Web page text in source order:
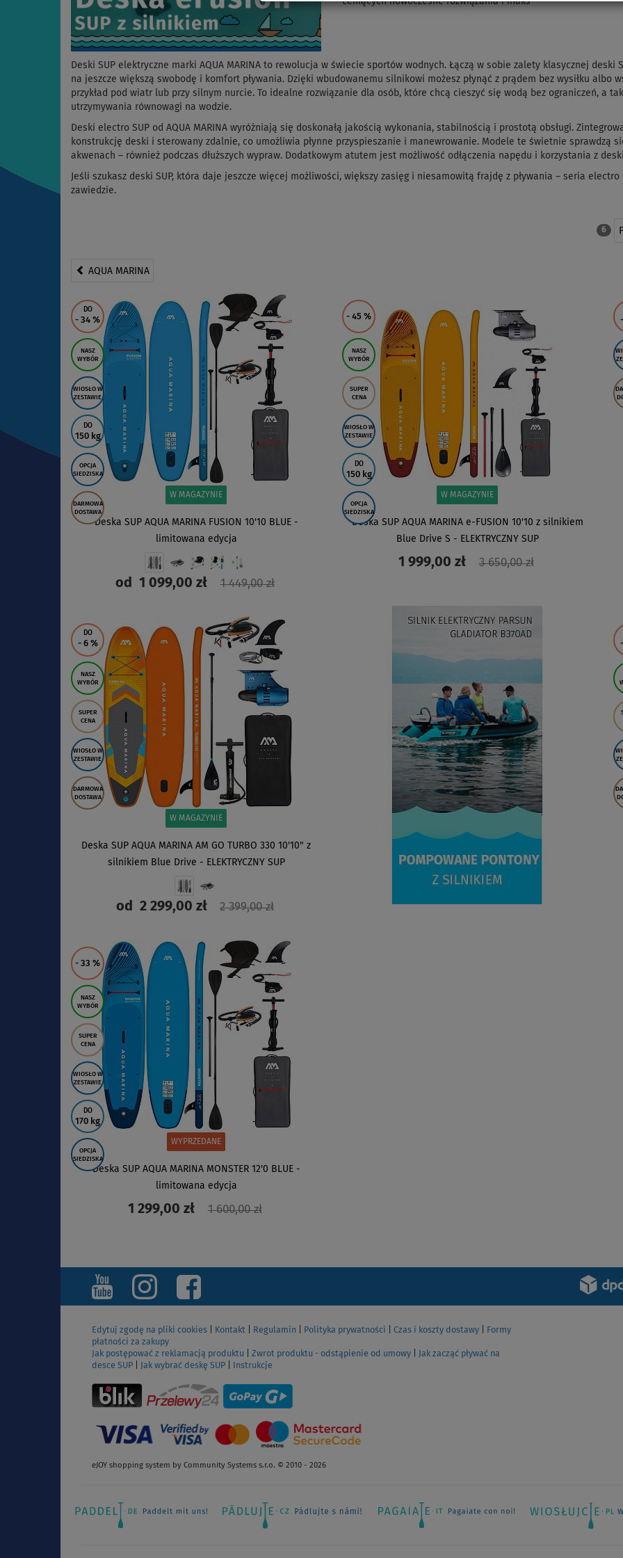
Deski SUP elektryczne marki AQUA MARINA to rewolucja w świecie sportów wodnych. Łączą w sobie zalety klasycznej deski
na jeszcze większą swobodę i komfort pływania. Dzięki wbudowanemu silnikowi możesz płynąć z prądem bez wysiłku albo
przykład pod wiatr lub przy silnym nurcie. To idealne rozwiązanie dla osób, które chcą cieszyć się wodą bez ograniczeń, a
utrzymywania równowagi na wodzie.
Deski electro SUP od AQUA MARINA wyróżniają się doskonałą jakością wykonania, stabilnością i prostotą obsługi.
konstrukcję deski i sterowany zdalnie, co umożliwia płynne przyspieszanie i manewrowanie. Modele te świetnie sprawdzą
akwenach – również podczas dłuższych wypraw. Dodatkowym atutem jest możliwość odłączenia napędu i korzystania z
Jeśli szukasz deski SUP, która daje jeszcze więcej możliwości, większy zasięg i niesamowitą frajdę z pływania – seria electro
zawiedzie.
6
AQUA MARINA
DO
- 34 %
NASZ
WYBÓR
WIOSŁO W
ZESTAWIE
DO
150 kg
OPCJA
SIEDZISKA
DARMOWA
DOSTAWA
W MAGAZYNIE
Deska SUP AQUA MARINA FUSION 10'10 BLUE -
limitowana edycja
od1 099,00 zł 1 449,00 zł
- 45 %
NASZ
WYBÓR
SUPER
CENA
WIOSŁO W
ZESTAWIE
DO
150 kg
OPCJA
SIEDZISKA
W MAGAZYNIE
Deska SUP AQUA MARINA e-FUSION 10'10 z silnikiem
Blue Drive S - ELEKTRYCZNY SUP
1 999,00 zł 3 650,00 zł
ZOBACZ
DO
- 6 %
NASZ
WYBÓR
SUPER
CENA
WIOSŁO W
ZESTAWIE
DARMOWA
DOSTAWA
W MAGAZYNIE
Deska SUP AQUA MARINA AM GO TURBO 330 10'10" z
silnikiem Blue Drive - ELEKTRYCZNY SUP
od 2 299,00 zł 2 399,00 zł
ZOBACZ
- 33 %
NASZ
WYBÓR
SUPER
CENA
WIOSŁO W
ZESTAWIE
DO
170 kg
OPCJA
SIEDZISKA
WYPRZEDANE
Deska SUP AQUA MARINA MONSTER 12'0 BLUE -
limitowana edycja
1 299,00 zł 1 600,00 zł
ZOBACZ
Edytuj zgodę na pliki cookies Kontakt Regulamin Polityka prywatności Czas i koszty dostawy
Formy
płatności za zakupy
Jak postępować z reklamacją produktu
Zwrot produktu - odstąpienie od umowy
Jak zacząć pływać na
desce SUP
Jak wybrać deskę SUP Instrukcje
eJOY shopping system by Community Systems s.r.o. © 2010 - 2026